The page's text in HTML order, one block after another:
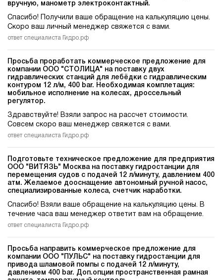
вручную, манометр электроконтактный.
Спасибо! Получили ваше обращение на калькуляцию цены.
Скоро ваш личный менеджер свяжется с вами.
ответ специалиста Гидро.рф
Просьба проработать коммерческое предложение для
компании ООО "СТОЛИЦА" на поставку двух
гидравлических станций для лебёдки c гидравлическим
контуром 12 л/м, 400 bar. Необходимая комплетация:
мобильное исполнение на колесах, дроссельный
регулятор.
Здравствуйте! Взяли запрос на рассчет стоимости.
Совсем скоро ваш менеджер свяжется с вами.
ответ специалиста Гидро.рф
Подготовьте техническое предложение для предприятия
ООО "ВИТЯЗЬ" Москва на поставку гидростанции для
перемещения судов c подачей 12 л/минуту, давлением 400
атм. Желаемое дооснащение автономный ручной насос,
специализированные колеса, счетчик наработки.
Спасибо! Взяли ваше обращение на калькуляцию цены. В
течение часа ваш менеджер ответит вам на обращение.
ответ специалиста Гидро.рф
Просьба направить коммерческое предложение для
компании ООО "ПУЛЬС" на поставку гидростанции для
привода шламовой помпы c подачей 12 л/минуту,
давлением 400 bar. Доп.опции пространственная рамная